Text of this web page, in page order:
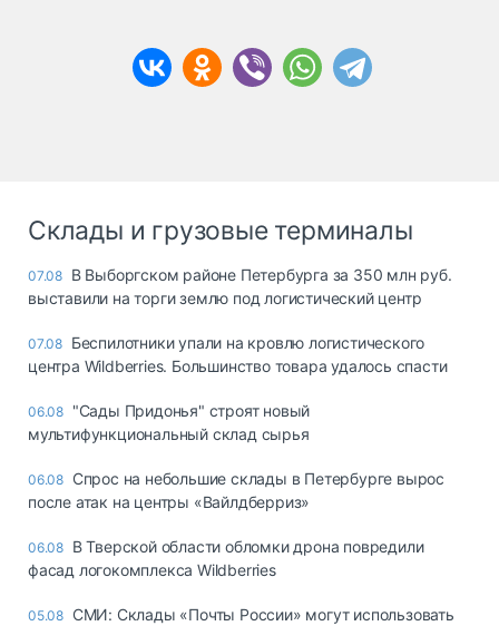
Склады и грузовые терминалы
07.08 В Выборгском районе Петербурга за 350 млн руб.
выставили на торги землю под логистический центр
07.08 Беспилотники упали на кровлю логистического
центра Wildberries. Большинство товара удалось спасти
06.08 "Сады Придонья" строят новый
мультифункциональный склад сырья
06.08 Спрос на небольшие склады в Петербурге вырос
после атак на центры «Вайлдберриз»
06.08 В Тверской области обломки дрона повредили
фасад логокомплекса Wildberries
05.08 СМИ: Склады «Почты России» могут использовать